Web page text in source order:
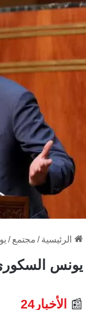
الرئيسية / مجتمع /
يونس
📰
الأخبار24